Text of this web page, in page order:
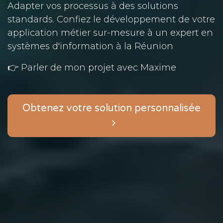
Adapter vos processus à des solutions
standards. Confiez le développement de votre
application métier sur-mesure à un expert en
systèmes d'information à la Réunion
👉 Parler de mon projet avec Maxime
Obtenez votre solution personnalisée